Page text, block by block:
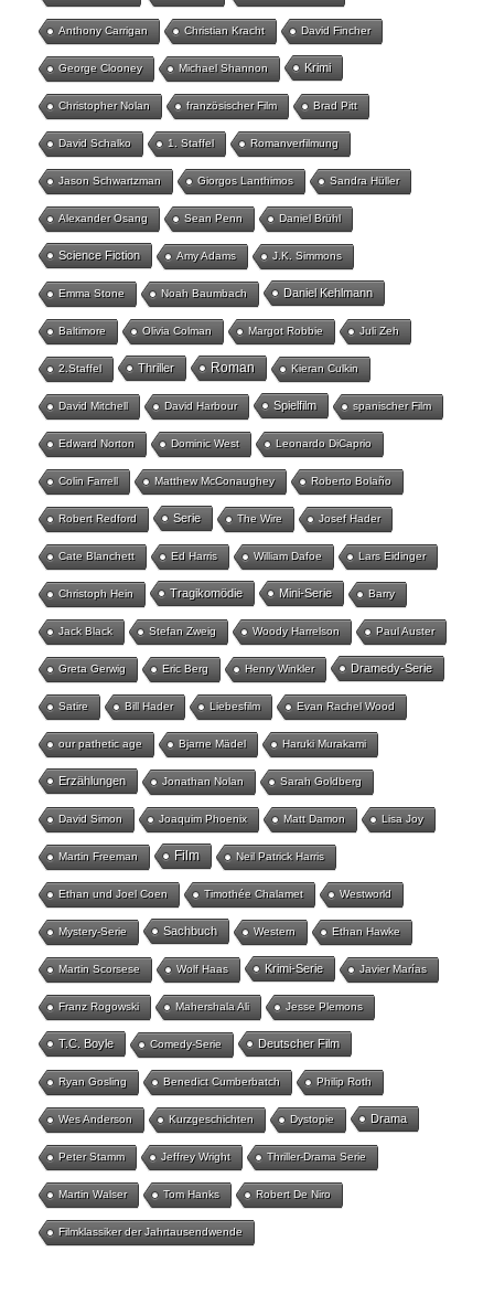
Anthony Carrigan Christian Kracht David Fincher
George Clooney Michael Shannon Krimi
Christopher Nolan französischer Film Brad Pitt
David Schalko 1. Staffel Romanverfilmung
Jason Schwartzman Giorgos Lanthimos Sandra Hüller
Alexander Osang Sean Penn Daniel Brühl
Science Fiction Amy Adams J.K. Simmons
Emma Stone Noah Baumbach Daniel Kehlmann
Baltimore Olivia Colman Margot Robbie Juli Zeh
2.Staffel Thriller Roman Kieran Culkin
David Mitchell David Harbour Spielfilm spanischer Film
Edward Norton Dominic West Leonardo DiCaprio
Colin Farrell Matthew McConaughey Roberto Bolaño
Robert Redford Serie The Wire Josef Hader
Cate Blanchett Ed Harris William Dafoe Lars Eidinger
Christoph Hein Tragikomödie Mini-Serie Barry
Jack Black Stefan Zweig Woody Harrelson Paul Auster
Greta Gerwig Eric Berg Henry Winkler Dramedy-Serie
Satire Bill Hader Liebesfilm Evan Rachel Wood
our pathetic age Bjarne Mädel Haruki Murakami
Erzählungen Jonathan Nolan Sarah Goldberg
David Simon Joaquim Phoenix Matt Damon Lisa Joy
Martin Freeman Film Neil Patrick Harris
Ethan und Joel Coen Timothée Chalamet Westworld
Mystery-Serie Sachbuch Western Ethan Hawke
Martin Scorsese Wolf Haas Krimi-Serie Javier Marías
Franz Rogowski Mahershala Ali Jesse Plemons
T.C. Boyle Comedy-Serie Deutscher Film
Ryan Gosling Benedict Cumberbatch Philip Roth
Wes Anderson Kurzgeschichten Dystopie Drama
Peter Stamm Jeffrey Wright Thriller-Drama Serie
Martin Walser Tom Hanks Robert De Niro
Filmklassiker der Jahrtausendwende